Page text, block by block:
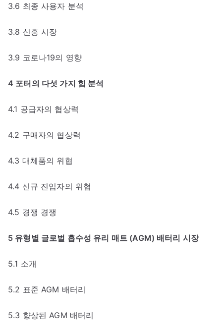
3.6 최종 사용자 분석
3.8 신흥 시장
3.9 코로나19의 영향
4 포터의 다섯 가지 힘 분석
4.1 공급자의 협상력
4.2 구매자의 협상력
4.3 대체품의 위협
4.4 신규 진입자의 위협
4.5 경쟁 경쟁
5 유형별 글로벌 흡수성 유리 매트 (AGM) 배터리 시장
5.1 소개
5.2 표준 AGM 배터리
5.3 향상된 AGM 배터리